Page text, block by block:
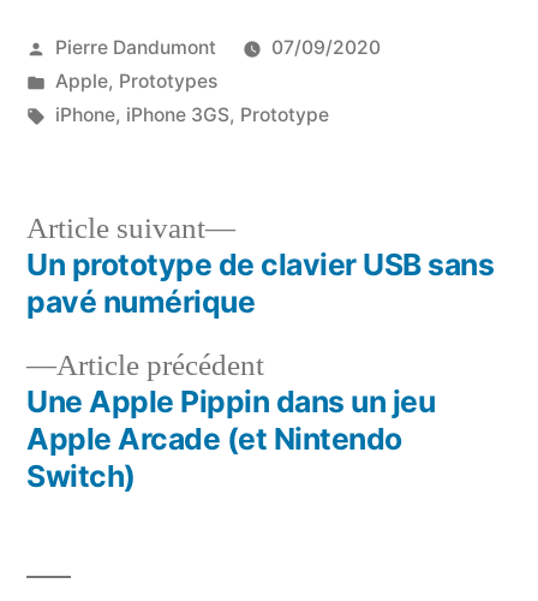
Publié
par
Pierre Dandumont
07/09/2020
Publié
dans
Apple, Prototypes
Étiquettes :
iPhone, iPhone 3GS, Prototype
Navigation
l’article
Article précédentArticle
précédent :
Une Apple Pippin dans un jeu
Apple Arcade (et Nintendo
Switch)
Article suivant
Article
suivant :
Un prototype de clavier USB sans
pavé numérique